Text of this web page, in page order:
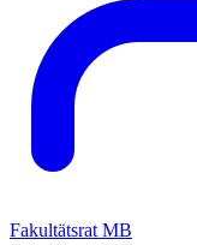
Fakultätsrat MB